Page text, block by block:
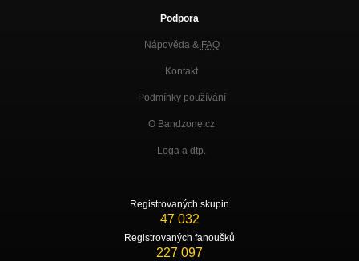
Podpora
Nápověda & FAQ
Kontakt
Podmínky používání
O Bandzone.cz
Loga a dtp.
Registrovaných skupin
47 032
Registrovaných fanoušků
227 097